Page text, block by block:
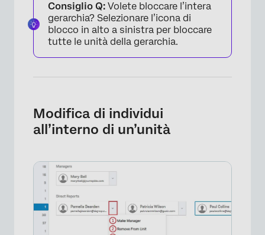
Consiglio Q: Volete bloccare l’intera
gerarchia? Selezionare l’icona di
blocco in alto a sinistra per bloccare
tutte le unità della gerarchia.
Modifica di individui
all’interno di un’unità